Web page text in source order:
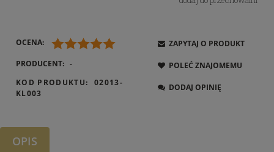
OCENA:
PRODUCENT: -
KOD PRODUKTU:
02013-
KL003
ZAPYTAJ O PRODUKT
POLEĆ ZNAJOMEMU
DODAJ OPINIĘ
OPIS